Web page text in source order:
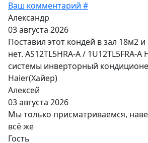
Ваш комментарий #
Александр
03 августа 2026
Поставил этот кондей в зал 18м2
нет. AS12TL5HRA-A / 1U12TL5FRA-
системы инверторный
Haier(Хайер)
Алексей
03 августа 2026
Мы только присматриваемся,
всё же
Гость